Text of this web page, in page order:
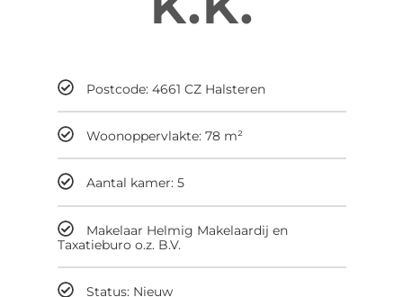
Postcode: 4661 CZ Halsteren
Woonoppervlakte: 78 m²
Aantal kamer: 5
Makelaar Helmig Makelaardij en
Taxatieburo o.z. B.V.
Status: Nieuw